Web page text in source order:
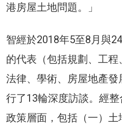
港房屋土地問題。」
智經於2018年5至8月與
的代表（包括規劃、工程
法律、學術、房屋地產
行了13輪深度訪談。經
政策層面，包括（一）土